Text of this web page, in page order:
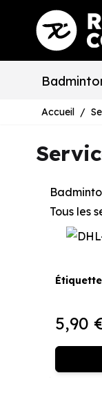
Aller au contenu
Accueil /
Tous les
5,90